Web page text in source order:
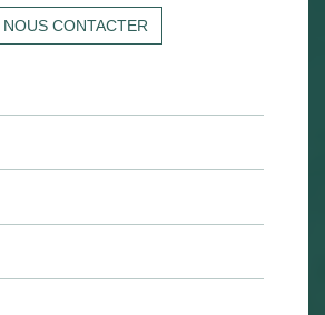
NOUS CONTACTER